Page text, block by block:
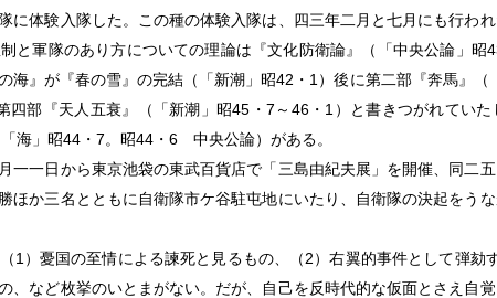
に体験入隊した。この種の体験入隊は、四三年二月と七月にも行わ
と軍隊のあり方についての理論は『文化防衛論』（「中央公論」
』が『春の雪』の完結（「新潮」昭42・1）後に第二部『奔馬』（
部『天人五衰』（「新潮」昭45・7～46・1）と書きつがれていた
海」昭44・7。昭44・6 中央公論）がある。
一日から東京池袋の東武百貨店で「三島由紀夫展」を開催、同二
ほか三名とともに自衛隊市ケ谷駐屯地にいたり、自衛隊の決起をう
）憂国の至情による諫死と見るもの、（2）右翼的事件として弾劾
、など枚挙のいとまがない。だが、自己を反時代的な仮面とさえ自